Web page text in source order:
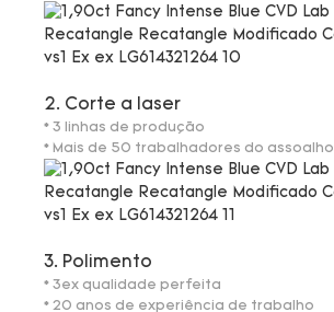
2. Corte a laser
* 3 linhas de produção
* Mais de 50 trabalhadores do assoalho
3. Polimento
* 3ex qualidade perfeita
* 20 anos de experiência de trabalho